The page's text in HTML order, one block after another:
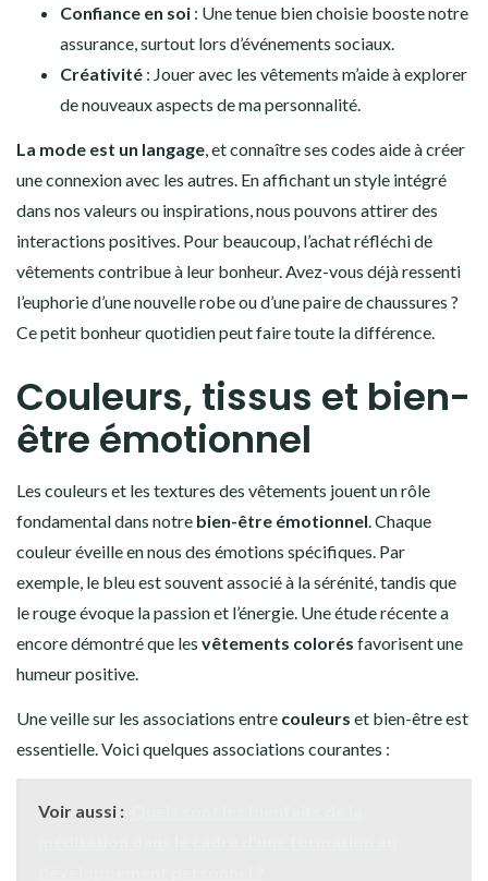
Confiance en soi : Une tenue bien choisie booste notre
assurance, surtout lors d’événements sociaux.
Créativité : Jouer avec les vêtements m’aide à explorer
de nouveaux aspects de ma personnalité.
La mode est un langage, et connaître ses codes aide à créer
une connexion avec les autres. En affichant un style intégré
dans nos valeurs ou inspirations, nous pouvons attirer des
interactions positives. Pour beaucoup, l’achat réfléchi de
vêtements contribue à leur bonheur. Avez-vous déjà ressenti
l’euphorie d’une nouvelle robe ou d’une paire de chaussures ?
Ce petit bonheur quotidien peut faire toute la différence.
Couleurs, tissus et bien-
être émotionnel
Les couleurs et les textures des vêtements jouent un rôle
fondamental dans notre bien-être émotionnel. Chaque
couleur éveille en nous des émotions spécifiques. Par
exemple, le bleu est souvent associé à la sérénité, tandis que
le rouge évoque la passion et l’énergie. Une étude récente a
encore démontré que les vêtements colorés favorisent une
humeur positive.
Une veille sur les associations entre couleurs et bien-être est
essentielle. Voici quelques associations courantes :
Voir aussi :